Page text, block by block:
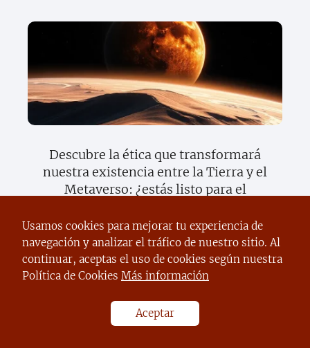
Descubre la ética que transformará
nuestra existencia entre la Tierra y el
Metaverso: ¿estás listo para el
Usamos cookies para mejorar tu experiencia de
navegación y analizar el tráfico de nuestro sitio. Al
continuar, aceptas el uso de cookies según nuestra
Política de Cookies Más información
Aceptar